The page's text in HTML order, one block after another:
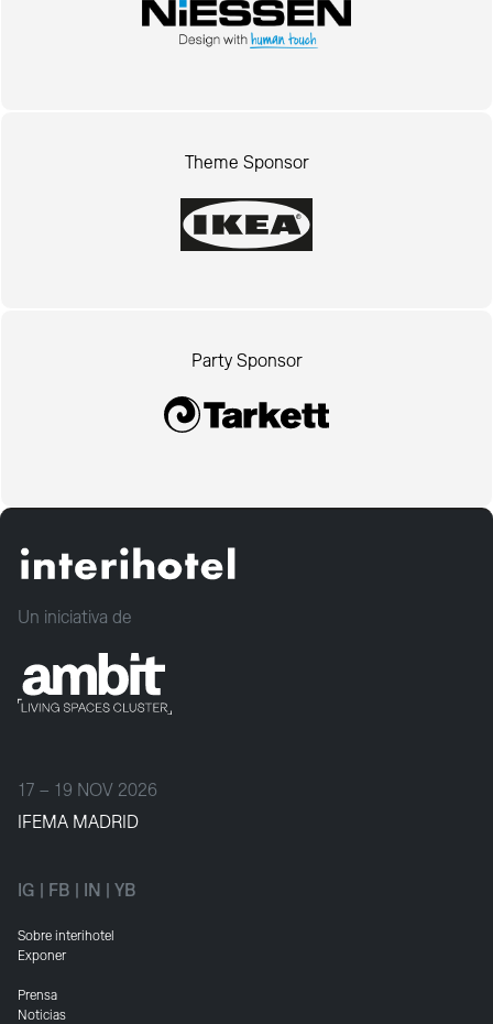
Theme Sponsor
Party Sponsor
Un iniciativa de
17 – 19 NOV 2026
IFEMA MADRID
IG FB IN YB
Sobre interihotel
Exponer
Prensa
Noticias